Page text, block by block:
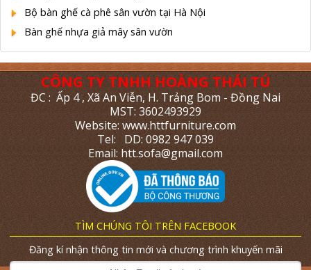
Bộ bàn ghế cà phê sân vườn tại Hà Nội
Bàn ghế nhựa giả mây sân vườn
CÔNG TY TNHH HOÀNG THÁI TÚ
ĐC : Ấp 4 , Xã An Viễn, H. Trảng Bom - Đồng Nai
MST: 3602493929
Website: www.httfurniture.com
Tel: DD: 0982 947 039
Email: htt.sofa@gmail.com
TÌM CHÚNG TÔI TRÊN FACEBOOK
Đăng kí nhận thông tin mới và chương trình khuyến mãi